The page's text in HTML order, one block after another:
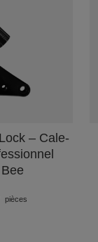
– Cale-
pièces